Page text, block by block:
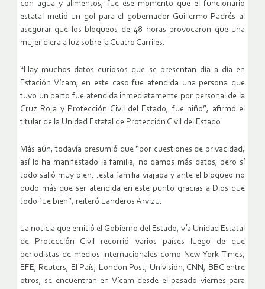
con agua y alimentos; fue ese momento que el funcionario
estatal metió un gol para el gobernador Guillermo Padrés al
asegurar que los bloqueos de 48 horas provocaron que una
mujer diera a luz sobre la Cuatro Carriles.
“Hay muchos datos curiosos que se presentan día a día en
Estación Vícam, en este caso fue atendida una persona que
tuvo un parto fue atendida inmediatamente por personal de la
Cruz Roja y Protección Civil del Estado, fue niño”, afirmó el
titular de la Unidad Estatal de Protección Civil del Estado
Más aún, todavía presumió que “por cuestiones de privacidad,
así lo ha manifestado la familia, no damos más datos, pero sí
todo salió muy bien…esta familia viajaba y ante el bloqueo no
pudo más que ser atendida en este punto gracias a Dios que
todo fue bien”, reiteró Landeros Arvizu.
La noticia que emitió el Gobierno del Estado, vía Unidad Estatal
de Protección Civil recorrió varios países luego de que
periodistas de medios internacionales como New York Times,
EFE, Reuters, El País, London Post, Univisión, CNN, BBC entre
otros, se encuentran en Vícam desde el pasado viernes para